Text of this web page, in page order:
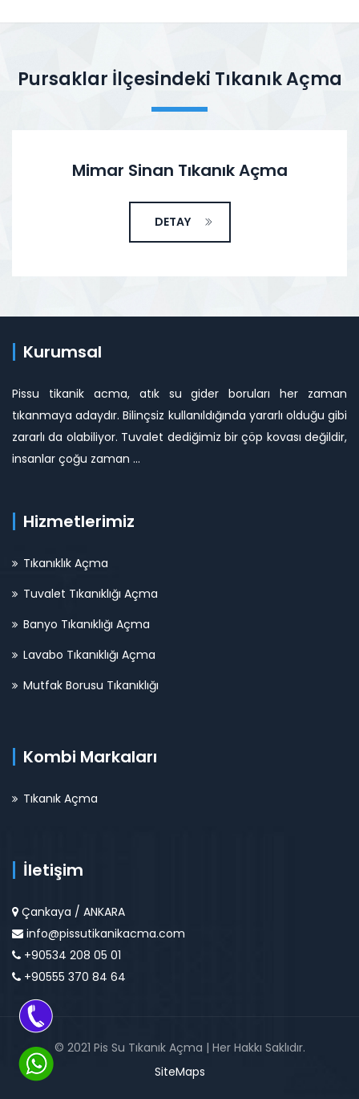
Pursaklar İlçesindeki Tıkanık Açma
Mimar Sinan Tıkanık Açma
DETAY
Kurumsal
Pissu tikanik acma, atık su gider boruları her zaman
tıkanmaya adaydır. Bilinçsiz kullanıldığında yararlı olduğu gibi
zararlı da olabiliyor. Tuvalet dediğimiz bir çöp kovası değildir,
insanlar çoğu zaman ...
Hizmetlerimiz
Tıkanıklık Açma
Tuvalet Tıkanıklığı Açma
Banyo Tıkanıklığı Açma
Lavabo Tıkanıklığı Açma
Mutfak Borusu Tıkanıklığı
Kombi Markaları
Tıkanık Açma
İletişim
Çankaya / ANKARA
info@pissutikanikacma.com
+90534 208 05 01
+90555 370 84 64
© 2021 Pis Su Tıkanık Açma | Her Hakkı Saklıdır.
SiteMaps